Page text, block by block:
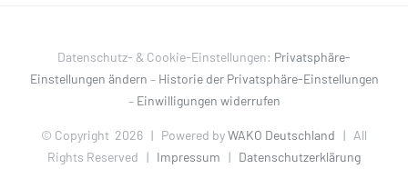
Datenschutz- & Cookie-Einstellungen: Privatsphäre-
Einstellungen ändern – Historie der Privatsphäre-Einstellungen
– Einwilligungen widerrufen
© Copyright 2026 | Powered byWAKO Deutschland | All
Rights Reserved | Impressum | Datenschutzerklärung